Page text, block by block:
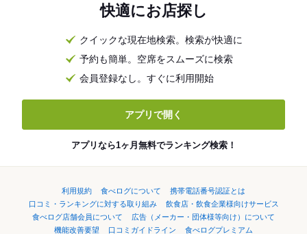
快適にお店探し
クイックな現在地検索。検索が快適に
予約も簡単。空席をスムーズに検索
会員登録なし。すぐに利用開始
アプリで開く
アプリなら1ヶ月無料でランキング検索！
利用規約 食べログについて
携帯電話番号認証とは
口コミ・ランキングに対する取り組み
飲食店・飲食企業様向けサービス
食べログ店舗会員について
広告（メーカー・団体様等向け）について
機能改善要望
口コミガイドライン
食べログプレミアム